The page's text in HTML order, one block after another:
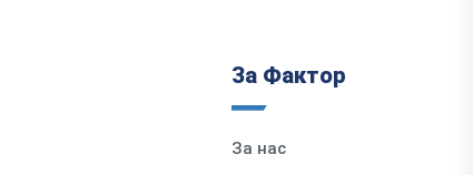
За Фактор
За нас